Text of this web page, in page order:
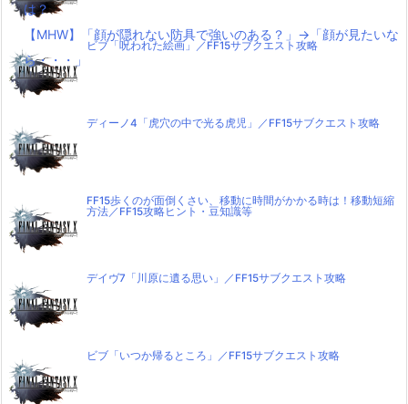
は？
【MHW】「顔が隠れない防具で強いのある？」→「顔が見たいな
ら・・・」
ビブ「呪われた絵画」／FF15サブクエスト攻略
ディーノ4「虎穴の中で光る虎児」／FF15サブクエスト攻略
FF15歩くのが面倒くさい、移動に時間がかかる時は！移動短縮
方法／FF15攻略ヒント・豆知識等
デイヴ7「川原に遺る思い」／FF15サブクエスト攻略
ビブ「いつか帰るところ」／FF15サブクエスト攻略